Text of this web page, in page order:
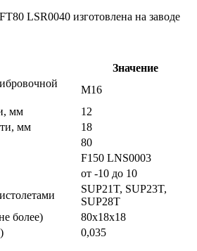
LSR0040 изготовлена на заводе
Значение
М16
мм
12
мм
18
80
F150 LNS0003
от -10 до 10
SUP21T, SUP23T,
SUP28T
более)
80х18х18
0,035